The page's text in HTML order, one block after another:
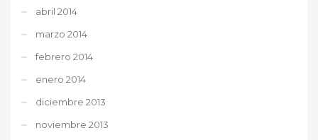
abril 2014
marzo 2014
febrero 2014
enero 2014
diciembre 2013
noviembre 2013